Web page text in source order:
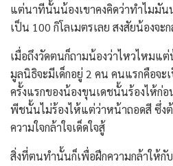
แต่นาทีนั้นน้องเขาคงคิดว่าทำไมมัน
เป็น 100 กิโลเมตรเลย สงสัยน้องจะ
เมื่อถึงวัดตนก็ถามน้องว่าไหวไหมแต่
มูลนิธิจะมีเด็กอยู่ 2 คน คนแรกคือจะ
ครั้งแรกของน้องขุนเดชนั้นร้องไห้ก่
พีชนั้นไม่ร้องไห้แต่ว่าหน้าถอดสี ซึ่ง
ความใจกล้าใจเด็ดใจสู้
สิ่งที่ตนทำนั้นก็เพื่อฝึกความกล้าให้กั